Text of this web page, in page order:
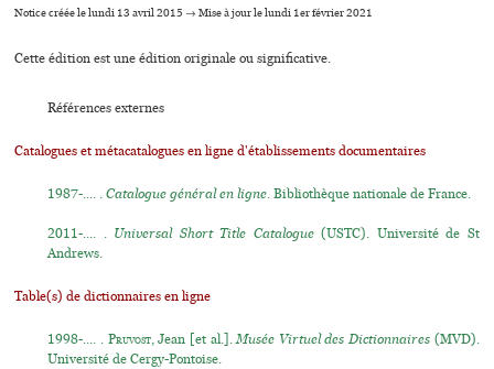
Notice créée le lundi 13 avril 2015 → Mise à jour le lundi 1er février 2021
Cette édition est une édition originale ou significative.
Références externes
Catalogues et métacatalogues en ligne d'établissements documentaires
1987-.... .Catalogue général en ligne. Bibliothèque nationale de France.
2011-.... . Universal Short Title Catalogue(USTC). Université de St
Andrews.
Table(s) de dictionnaires en ligne
1998-.... . Pruvost, Jean [et al.].Musée Virtuel des Dictionnaires(MVD).
Université de Cergy-Pontoise.